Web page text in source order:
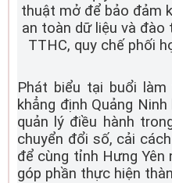
thuật mở để bảo đảm
an toàn dữ liệu và
TTHC, quy chế phối
Phát biểu tại buổi
khẳng định Quảng
quản lý điều hành
chuyển đổi số, cải
để cùng tỉnh Hưng Yên
góp phần thực hiện